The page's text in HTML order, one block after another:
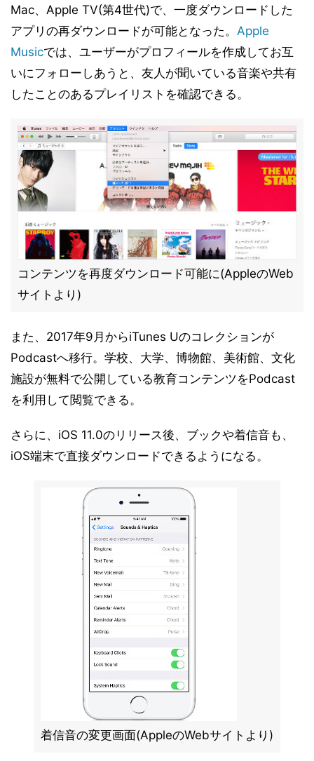
Mac、Apple TV(第4世代)で、一度ダウンロードした
アプリの再ダウンロードが可能となった。 Apple
Musicでは、ユーザーがプロフィールを作成してお互
いにフォローしあうと、友人が聞いている音楽や共有
したことのあるプレイリストを確認できる。
コンテンツを再度ダウンロード可能に(AppleのWeb
サイトより)
また、2017年9月からiTunes Uのコレクションが
Podcastへ移行。学校、大学、博物館、美術館、文化
施設が無料で公開している教育コンテンツをPodcast
を利用して閲覧できる。
さらに、iOS 11.0のリリース後、ブックや着信音も、
iOS端末で直接ダウンロードできるようになる。
着信音の変更画面(AppleのWebサイトより)